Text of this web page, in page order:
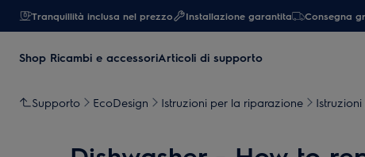
Tranquillità inclusa nel prezzo Installazione garantita Consegna
Shop Ricambi e accessoriArticoli di supporto
Supporto EcoDesign Istruzioni per la riparazione